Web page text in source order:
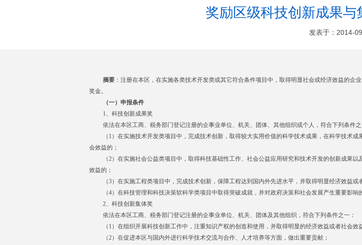
奖励区级科技创新成果与
发表于：2014-
摘要 ：注册在本区，在实施各类技术开发类或其它符合条件项目中，取得明显社会或经济效益的企
奖金。
（一）申报条件
1、科技创新成果奖
依法在本区工商、税务部门登记注册的企事业单位、机关、团体、其他组织或个人，符合下列条件之
（ 1 ）在实施技术开发类项目中，完成技术创新，取得较大实用价值的科学技术成果，在科学技术
会效益的；
（2）在实施社会公益类项目中，取得科技基础性工作、社会公益应用研究和技术开发的创新成果
效益的；
（3）在实施工程类项目中，完成技术创新，保障工程达到国内外先进水平，并取得明显经济效益或
（4）在科技管理和科技决策软科学类项目中取得突破成就，并对政府决策和社会发展产生重要影响
2、科技创新集体奖
依法在本区工商、税务部门登记注册的企事业单位、机关、团体及其他组织，符合下列条件之一：
（ 1 ）在组织开展科技创新工作中，注重知识产权的创造和使用，并取得明显的经济效益或者社会效
（2）在促进本区与国内外进行科学技术交流与合作、人才培养等方面，做出重要贡献；